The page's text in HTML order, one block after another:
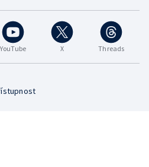
YouTube X Threads